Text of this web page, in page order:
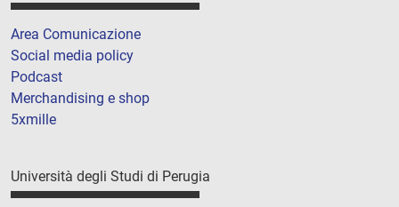
Area Comunicazione
Social media policy
Podcast
Merchandising e shop
5xmille
Università degli Studi di Perugia